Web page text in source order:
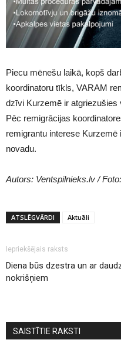
Piecu mēnešu laikā, kopš
koordinatoru tīkls, VARAM
dzīvi Kurzemē ir atgriezušies
Pēc remigrācijas
remigrantu interese Kurzemē
novadu.
Autors: Ventspilnieks.lv /
ATSLĒGVĀRDI Aktuāli
Iepriekšējais raksts
Diena būs dzestra un ar
nokrišņiem
SAISTĪTIE RAKSTI